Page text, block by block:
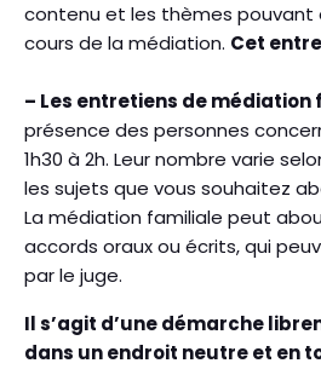
contenu et les thèmes pouvant
cours de la médiation. Cet
– Les entretiens de
présence des personnes
1h30 à 2h. Leur nombre varie
les sujets que vous souhaitez
La médiation familiale peut
accords oraux ou écrits, qui
par le juge.
Il s’agit d’une démarche
dans un endroit neutre et en